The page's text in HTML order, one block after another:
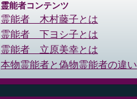
霊能者コンテンツ
霊能者 木村藤子とは
霊能者 下ヨシ子とは
霊能者 立原美幸とは
本物霊能者と偽物霊能者の違い